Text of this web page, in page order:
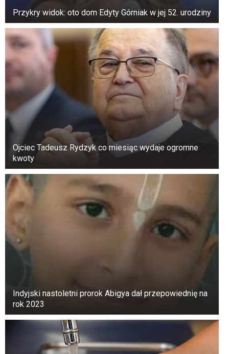
Kiedy Marian rozejrzała się dookoła, zobaczyła
mężczyznę zbliżającego się do niej. Miał na
sobie garnitur z tego samego materiału co
kobieta i uśmiechał się.
Obie, które najwyraźniej się nie znały, odsunęły
się od tłumu na drugi koniec peronu, gdzie
mogły być same.
Przykry widok: oto dom Edyty Górniak w jej 52. urodziny
Ojciec Tadeusz Rydzyk co miesiąc wydaje ogromne
kwoty
Indyjski nastoletni prorok Abigya dał przepowiednię na
rok 2023